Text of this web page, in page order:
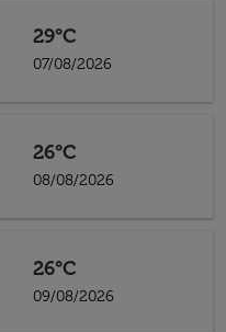
29°C
07/08/2026
26°C
08/08/2026
26°C
09/08/2026